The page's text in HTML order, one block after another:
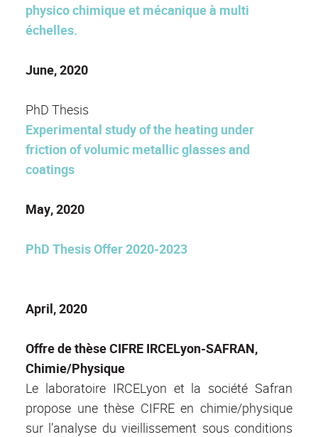
physico chimique et mécanique à multi
échelles.
June, 2020
PhD Thesis
Experimental study of the heating under
friction of volumic metallic glasses and
coatings
May, 2020
PhD Thesis Offer 2020-2023
April, 2020
Offre de thèse CIFRE IRCELyon-SAFRAN,
Chimie/Physique
Le laboratoire IRCELyon et la société Safran
propose une thèse CIFRE en chimie/physique
sur l’analyse du vieillissement sous conditions